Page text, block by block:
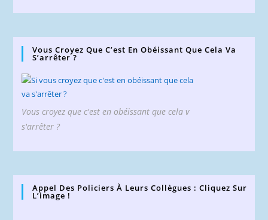
Vous Croyez Que C’est En Obéissant Que Cela Va
S’arrêter ?
Vous croyez que c'est en obéissant que cela v
s'arrêter ?
Appel Des Policiers À Leurs Collègues : Cliquez Sur
L’image !